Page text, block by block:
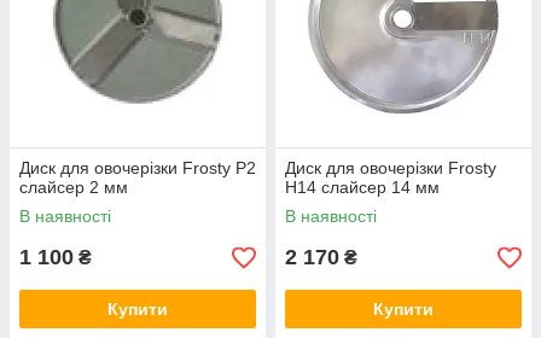
Диск для овочерізки Frosty P2
слайсер 2 мм
В наявності
1 100 ₴
Купити
Диск для овочерізки Frosty
H14 слайсер 14 мм
В наявності
2 170 ₴
Купити